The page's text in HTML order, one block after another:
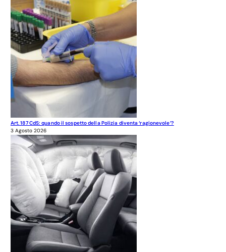
Art. 187 CdS: quando il sospetto della Polizia diventa ‘ragionevole’?
3 Agosto 2026